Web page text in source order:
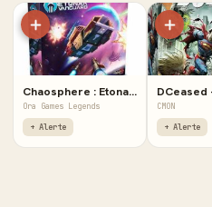
Chaosphere : Etonak Vanguard
Ora Games Legends
+ Alerte
CMON
+ Alerte